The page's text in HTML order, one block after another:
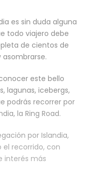
es sin duda alguna
todo viajero debe
de cientos de
este bello
lagunas, icebergs,
podrás recorrer por
la Ring Road.
por Islandia,
el recorrido, con
interés más